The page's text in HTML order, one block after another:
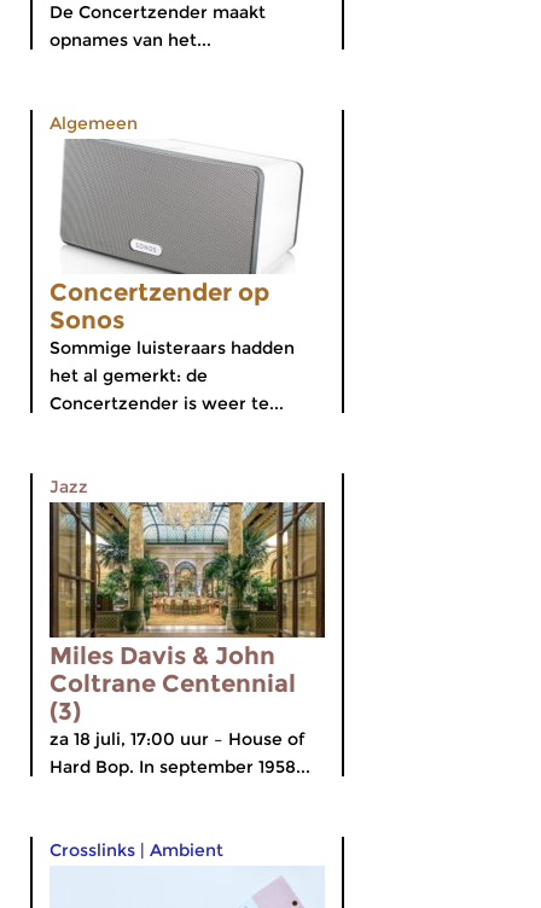
De Concertzender maakt
opnames van het...
Algemeen
Concertzender op
Sonos
Sommige luisteraars hadden
het al gemerkt: de
Concertzender is weer te...
Jazz
Miles Davis & John
Coltrane Centennial
(3)
za 18 juli, 17:00 uur – House of
Hard Bop. In september 1958...
Crosslinks | Ambient